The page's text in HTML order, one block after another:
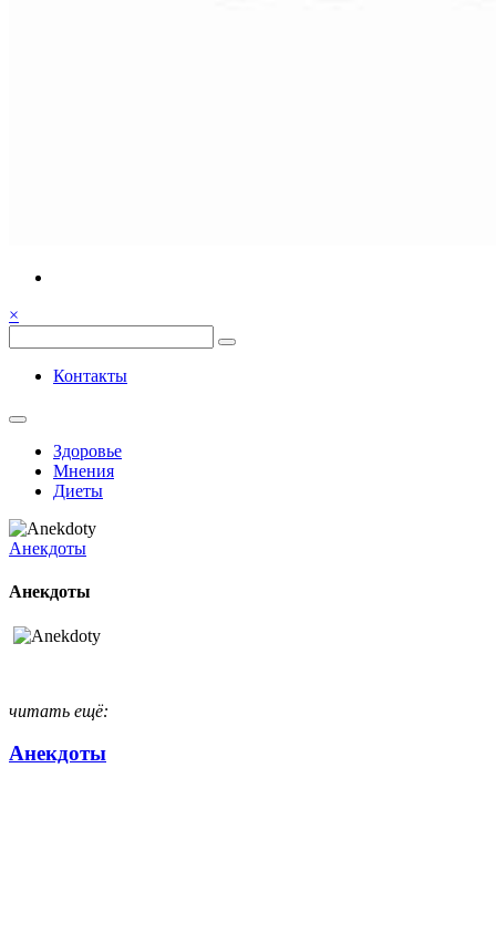
Весёлый и здоровый образ
жизни
Семья, общение, здоровье.
×
Весёлый и здоровый образ жизни
Контакты
Здоровье
Мнения
Диеты
Анекдоты
Анекдоты
читать ещё:
Анекдоты